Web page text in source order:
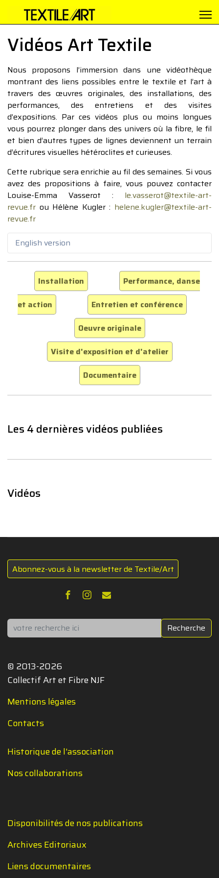
Vidéos Art Textile
Nous proposons l’immersion dans une vidéothèque
montrant des liens possibles entre le textile et l’art à
travers des œuvres originales, des installations, des
performances, des entretiens et des visites
d’expositions. Par ces vidéos plus ou moins longues
vous pourrez plonger dans des univers où la fibre, le fil
et bien d’autres types de lignes deviennent un terrain
d’écritures visuelles hétéroclites et curieuses.
Cette rubrique sera enrichie au fil des semaines. Si vous
avez des propositions à faire, vous pouvez contacter
Louise-Emma Vasserot : le.vasserot@textile-art-
revue.fr ou Hélène Kugler : helene.kugler@textile-art-
revue.fr
English version
Installation
Performance, danse
et action
Entretien et conférence
Oeuvre originale
Visite d'exposition et d'atelier
Documentaire
Les 4 dernières vidéos publiées
Vidéos
Abonnez-vous à la newsletter de Textile/Art
Rechercher Recherche
© 2013-2026
Collectif Art et Fibre NJF
Mentions légales
Contacts
Historique de l'association
Nos collaborations
Disponibilités de nos publications
Archives Editoriaux
Liens documentaires